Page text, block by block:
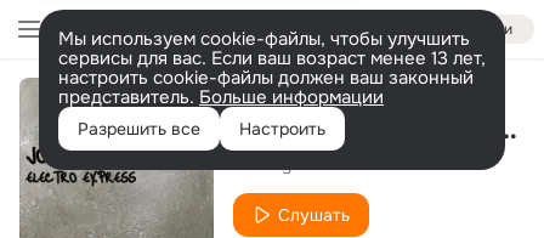
Войти
Мы используем cookie-файлы, чтобы улучшить
сервисы для вас. Если ваш возраст менее 13 лет,
настроить cookie-файлы должен ваш законный
представитель. Больше информации
Разрешить все Настроить Electro Express (Hi_Tack's Fleischmann Mix)
Слушать